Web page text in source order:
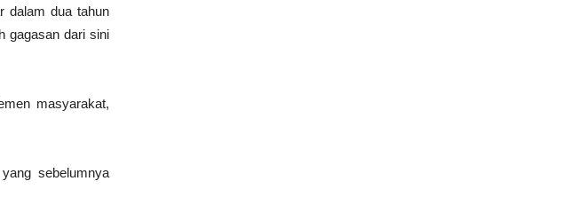
dalam dua tahun
gagasan dari sini
masyarakat,
sebelumnya